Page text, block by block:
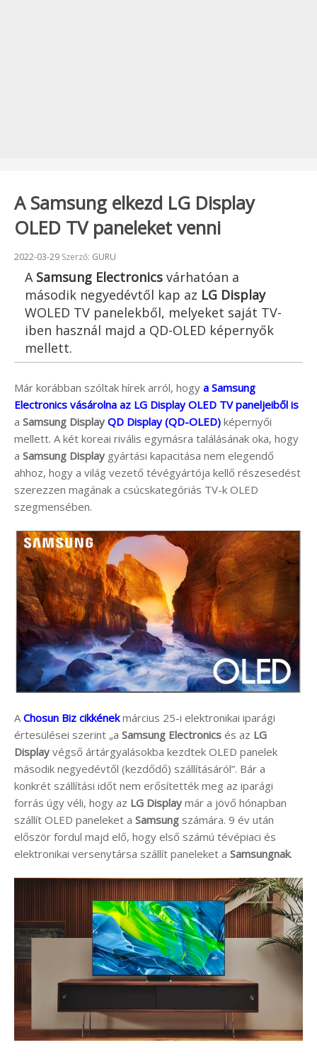
A Samsung elkezd LG Display
OLED TV paneleket venni
Beküldve:
2022-03-29 Szerző: GURU
A Samsung Electronics várhatóan a
második negyedévtől kap az LG Display
WOLED TV panelekből, melyeket saját TV-
iben használ majd a QD-OLED képernyők
mellett.
Már korábban szóltak hírek arról, hogy a Samsung
Electronics vásárolna az LG Display OLED TV paneljeiből is
a Samsung Display QD Display (QD-OLED) képernyői
mellett. A két koreai rivális egymásra találásának oka, hogy
a Samsung Display gyártási kapacitása nem elegendő
ahhoz, hogy a világ vezető tévégyártója kellő részesedést
szerezzen magának a csúcskategóriás TV-k OLED
szegmensében.
A Chosun Biz cikkénekmárcius 25-i elektronikai iparági
értesülései szerint „a Samsung Electronics és az LG
Display végső ártárgyalásokba kezdtek OLED panelek
második negyedévtől (kezdődő) szállításáról”. Bár a
konkrét szállítási időt nem erősítették meg az iparági
forrás úgy véli, hogy az LG Display már a jövő hónapban
szállít OLED paneleket a Samsung számára. 9 év után
először fordul majd elő, hogy első számú tévépiaci és
elektronikai versenytársa szállít paneleket a Samsungnak.